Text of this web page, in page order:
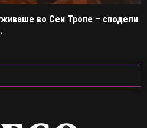
во Сен Тропе – сподели